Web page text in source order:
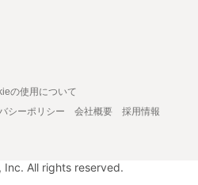
の使用について
シーポリシー 会社概要
採用情報
All rights reserved.